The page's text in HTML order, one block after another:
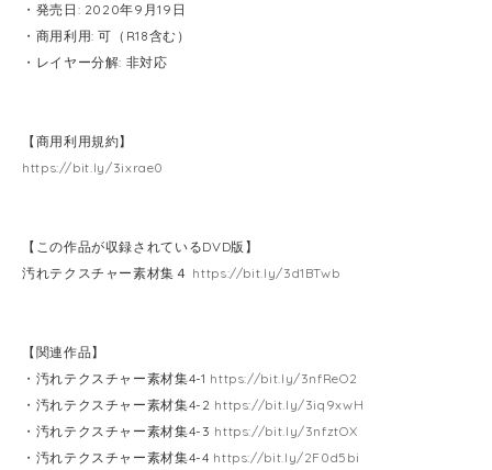
・発売日: 2020年9月19日
・商用利用: 可（R18含む）
・レイヤー分解: 非対応
【商用利用規約】
https://bit.ly/3ixrae0
【この作品が収録されているDVD版】
汚れテクスチャー素材集４ https://bit.ly/3d1BTwb
【関連作品】
・汚れテクスチャー素材集4-1 https://bit.ly/3nfReO2
・汚れテクスチャー素材集4-2 https://bit.ly/3iq9xwH
・汚れテクスチャー素材集4-3 https://bit.ly/3nfztOX
・汚れテクスチャー素材集4-4 https://bit.ly/2F0d5bi